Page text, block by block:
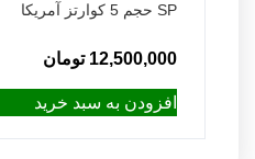
SP حجم 5 کوارتز آمریکا
12,500,000 تومان
افزودن به سبد خرید